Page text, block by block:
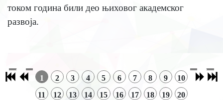
током година били део њиховог академског
развоја.
1 2 3 4 5 6 7 8 9 10
11 12 13 14 15 16 17 18 19 20